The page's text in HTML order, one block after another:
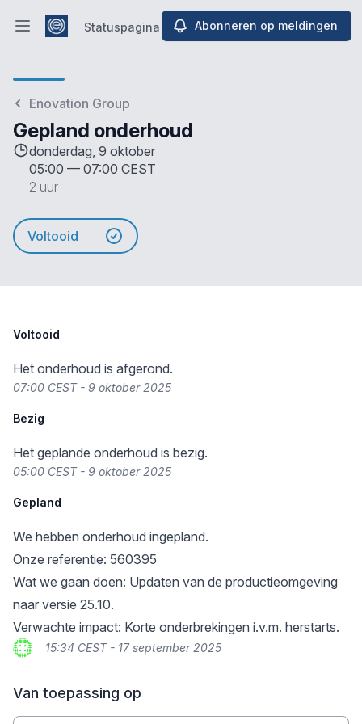
Hoofdmenu openen
Statuspagina Abonneren op meldingen
Enovation Group
Gepland onderhoud
donderdag, 9 oktober
05:00 — 07:00 CEST
2 uur
Voltooid
Voltooid
Het onderhoud is afgerond.
07:00 CEST - 9 oktober 2025
Bezig
Het geplande onderhoud is bezig.
05:00 CEST - 9 oktober 2025
Gepland
We hebben onderhoud ingepland.
Onze referentie: 560395
Wat we gaan doen: Updaten van de productieomgeving
naar versie 25.10.
Verwachte impact: Korte onderbrekingen i.v.m. herstarts.
15:34 CEST - 17 september 2025
Van toepassing op